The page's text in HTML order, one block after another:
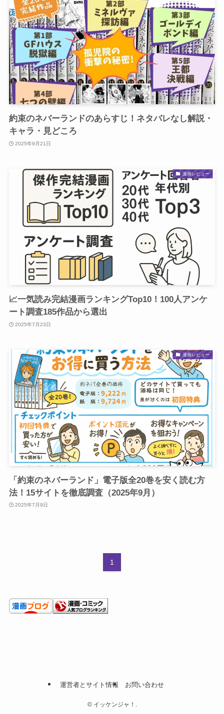
約束のネバーランドのあらすじ！ネタバレなし解説・
キャラ・見どころ
2025年9月21日
漫画レビュー
📈一気読み完結漫画ランキングTop10！100人アンケ
ート調査185作品から選出
2025年7月23日
漫画レビュー
「約束のネバーランド」電子版全20巻を安く読む方
法！15サイトを徹底調査（2025年9月）
2025年7月9日
1
運営者とサイト情報 お問い合わせ
©イッケンジャ！.